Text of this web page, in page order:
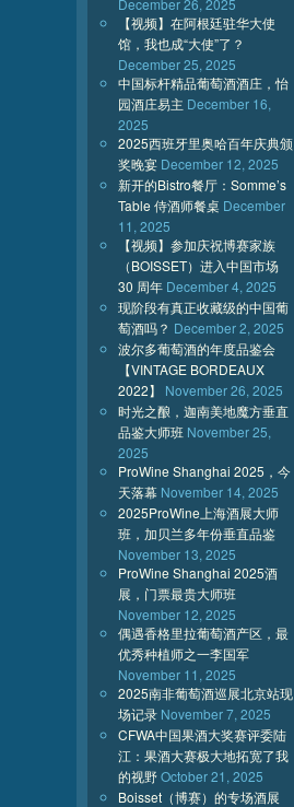
December 26, 2025
【视频】在阿根廷驻华大使
馆，我也成“大使”了？
December 25, 2025
中国标杆精品葡萄酒酒庄，怡
园酒庄易主 December 16,
2025
2025西班牙里奥哈百年庆典颁
奖晚宴 December 12, 2025
新开的Bistro餐厅：Somme’s
Table 侍酒师餐桌 December
11, 2025
【视频】参加庆祝博赛家族
（BOISSET）进入中国市场
30 周年 December 4, 2025
现阶段有真正收藏级的中国葡
萄酒吗？ December 2, 2025
波尔多葡萄酒的年度品鉴会
【VINTAGE BORDEAUX
2022】
November 26, 2025
时光之酿，迦南美地魔方垂直
品鉴大师班 November 25,
2025
ProWine Shanghai 2025，今
天落幕 November 14, 2025
2025ProWine上海酒展大师
班，加贝兰多年份垂直品鉴
November 13, 2025
ProWine Shanghai 2025酒
展，门票最贵大师班
November 12, 2025
偶遇香格里拉葡萄酒产区，最
优秀种植师之一李国军
November 11, 2025
2025南非葡萄酒巡展北京站现
场记录 November 7, 2025
CFWA中国果酒大奖赛评委陆
江：果酒大赛极大地拓宽了我
的视野October 21, 2025
Boisset（博赛）的专场酒展